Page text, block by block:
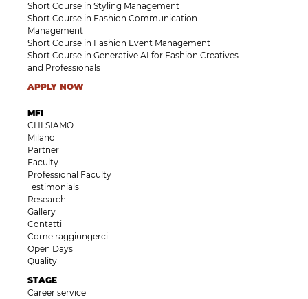
Short Course in Styling Management
Short Course in Fashion Communication
Management
Short Course in Fashion Event Management
Short Course in Generative AI for Fashion Creatives
and Professionals
APPLY NOW
MFI
CHI SIAMO
Milano
Partner
Faculty
Professional Faculty
Testimonials
Research
Gallery
Contatti
Come raggiungerci
Open Days
Quality
STAGE
Career service